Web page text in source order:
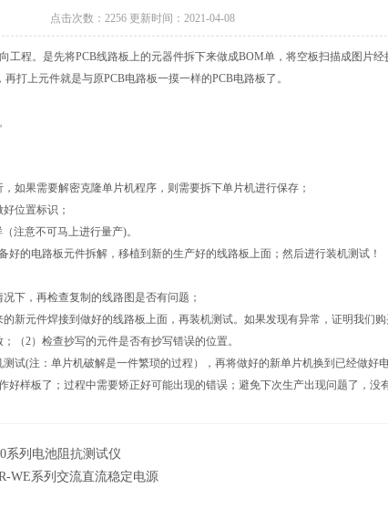
点击次数：2256 更新时间：2021-04-08
工程。是先将PCB线路板上的元器件拆下来做成BOM单，将空板扫描成图片
打上元件就是与原PCB电路板一摸一样的PCB电路板了。
果需要解密克隆单片机程序，则需要拆下单片机进行保存；
位置标识；
注意不可马上进行量产)。
的电路板元件拆解，移植到新的生产好的线路板上面；然后进行装机测试！
，再检查复制的线路图是否有问题；
元件焊接到做好的线路板上面，再装机测试。如果发现有异常，证明我们购
（2）检查抄写的元件是否有抄写错误的位置。
(注：单片机破解是一件繁琐的过程），再将做好的新单片机换到已经做好电
板了；过程中需要矫正好可能出现的错误；避免下次生产出现问题了，没
系列电池阻抗测试仪
WE系列交流直流稳定电源